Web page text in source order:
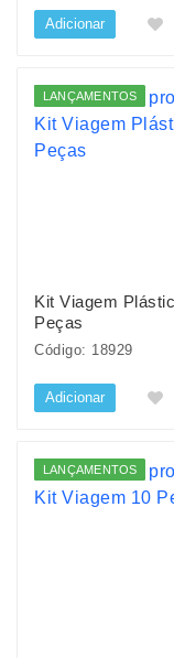
Adicionar
LANÇAMENTOS
Kit Viagem
Peças
Código: 18929
Adicionar
LANÇAMENTOS